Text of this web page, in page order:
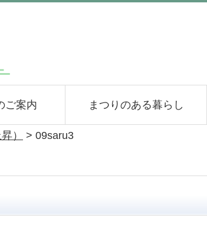
ご案内 まつりのある暮らし
） > 09saru3